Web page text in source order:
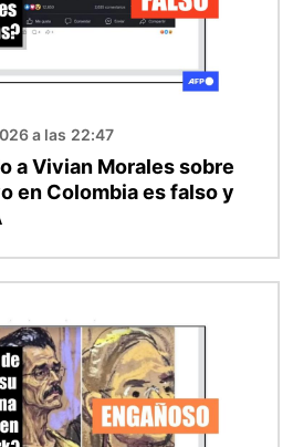
a las 22:47
a Vivian Morales sobre
en Colombia es falso y